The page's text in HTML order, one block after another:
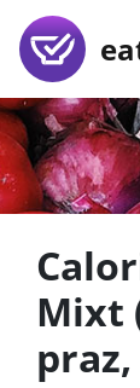
Mixt